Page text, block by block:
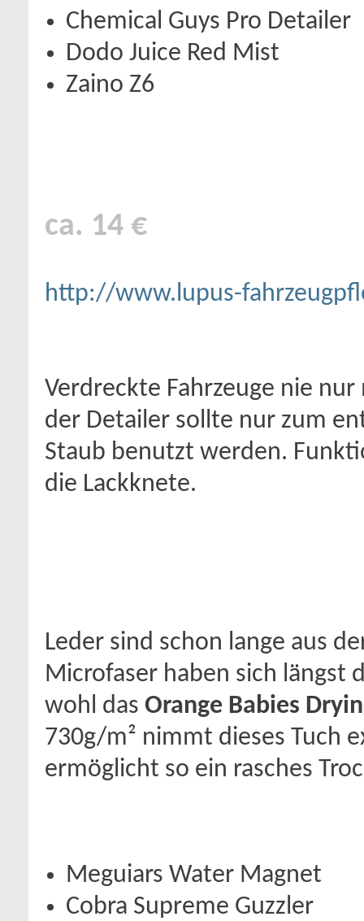
Chemical Guys Pro Detailer
Dodo Juice Red Mist
Zaino Z6
ca. 14 €
http://www.lupus-
Verdreckte Fahrzeuge nie
der Detailer sollte nur zum
Staub benutzt werden.
die Lackknete.
Leder sind schon lange aus
Microfaser haben sich längst
wohl das Orange Babies
730g/m² nimmt dieses Tuch
ermöglicht so ein rasches
Meguiars Water Magnet
Cobra Supreme Guzzler